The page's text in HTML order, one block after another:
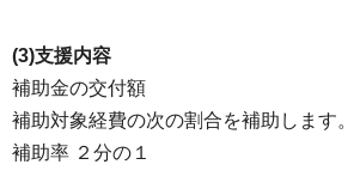
(3)支援内容
補助金の交付額
補助対象経費の次の割合を補助します。
補助率 ２分の１